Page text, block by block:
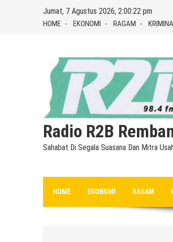
Jumat, 7 Agustus 2026, 2:00:23 pm
HOME EKONOMI RAGAM
Radio R2B
Sahabat Di Segala Suasana Dan Mitra
HOME EKONOMI RAGAM